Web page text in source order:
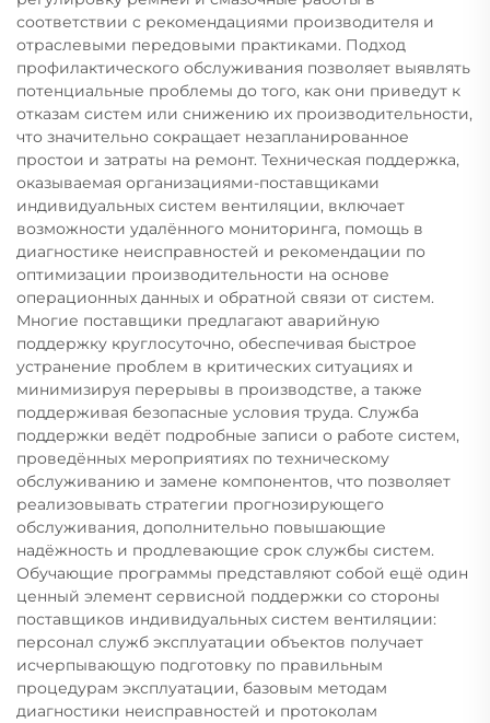
соответствии с рекомендациями производителя и
отраслевыми передовыми практиками. Подход
профилактического обслуживания позволяет выявлять
потенциальные проблемы до того, как они приведут к
отказам систем или снижению их производительности,
что значительно сокращает незапланированное
простои и затраты на ремонт. Техническая поддержка,
оказываемая организациями-поставщиками
индивидуальных систем вентиляции, включает
возможности удалённого мониторинга, помощь в
диагностике неисправностей и рекомендации по
оптимизации производительности на основе
операционных данных и обратной связи от систем.
Многие поставщики предлагают аварийную
поддержку круглосуточно, обеспечивая быстрое
устранение проблем в критических ситуациях и
минимизируя перерывы в производстве, а также
поддерживая безопасные условия труда. Служба
поддержки ведёт подробные записи о работе систем,
проведённых мероприятиях по техническому
обслуживанию и замене компонентов, что позволяет
реализовывать стратегии прогнозирующего
обслуживания, дополнительно повышающие
надёжность и продлевающие срок службы систем.
Обучающие программы представляют собой ещё один
ценный элемент сервисной поддержки со стороны
поставщиков индивидуальных систем вентиляции:
персонал служб эксплуатации объектов получает
исчерпывающую подготовку по правильным
процедурам эксплуатации, базовым методам
диагностики неисправностей и протоколам